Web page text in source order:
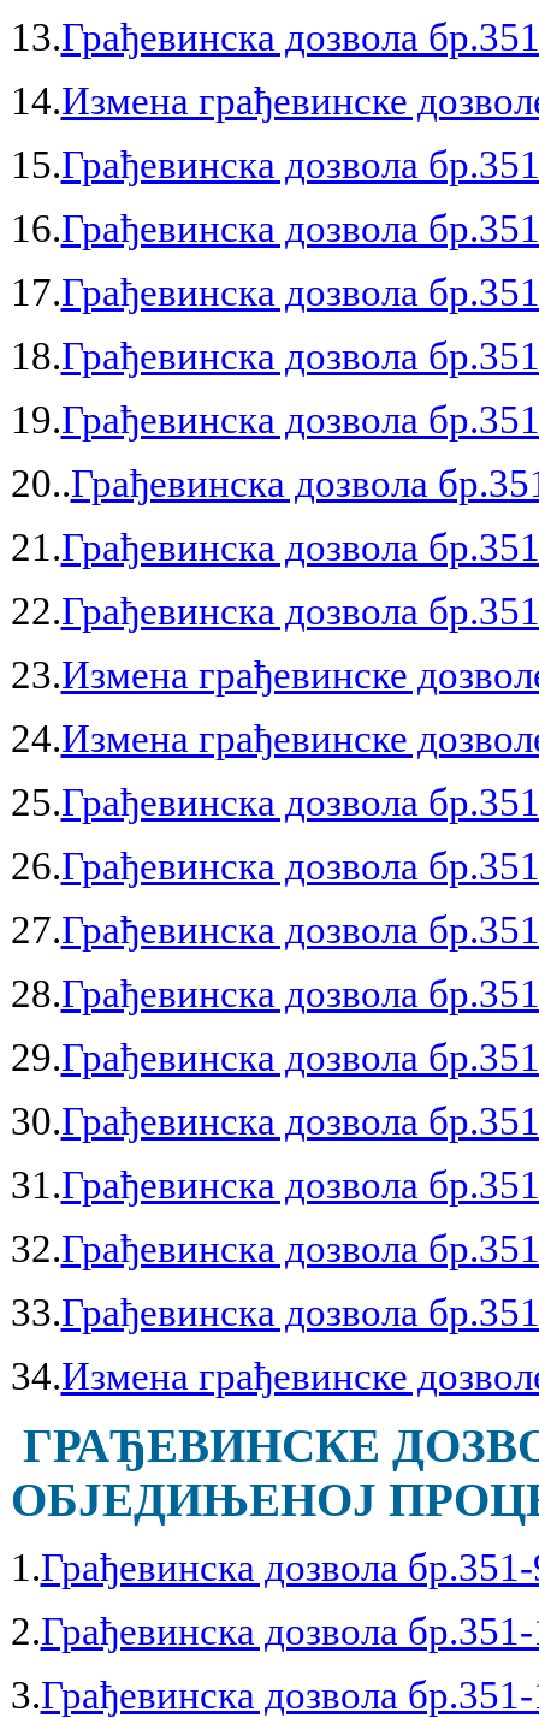
13.Грађевинска дозвола
14.Измена грађевинске
15.Грађевинска дозвола
16.Грађевинска дозвола
17.Грађевинска дозвола
18.Грађевинска дозвола
19.Грађевинска дозвола
20..Грађевинска дозвола
21.Грађевинска дозвола
22.Грађевинска дозвола
23.Измена грађевинске
24.Измена грађевинске
25.Грађевинска дозвола
26.Грађевинска дозвола
27.Грађевинска дозвола
28.Грађевинска дозвола
29.Грађевинска дозвола
30.Грађевинска дозвола
31.Грађевинска дозвола
32.Грађевинска дозвола
33.Грађевинска дозвола
34.Измена грађевинске
ГРАЂЕВИНСКЕ
ОБЈЕДИЊЕНОЈ
1.Грађевинска дозвола
2.Грађевинска дозвола
3.Грађевинска дозвола